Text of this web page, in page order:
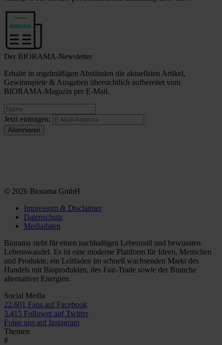
Der BIORAMA-Newsletter
Erhalte in regelmäßigen Abständen die aktuellsten Artikel,
Gewinnspiele & Ausgaben übersichtlich aufbereitet vom
BIORAMA-Magazin per E-Mail.
Jetzt eintragen:
© 2026 Biorama GmbH
Impressum & Disclaimer
Datenschutz
Mediadaten
Biorama steht für einen nachhaltigen Lebensstil und bewussten
Lebenswandel. Es ist eine moderne Plattform für Ideen, Menschen
und Produkte, ein Leitfaden im schnell wachsenden Markt des
Handels mit Bioprodukten, des Fair-Trade sowie der Branche
alternativer Energien.
Social Media
22.601 Fans auf Facebook
3.415 Follower auf Twitter
Folge uns auf Instagram
Themen
#